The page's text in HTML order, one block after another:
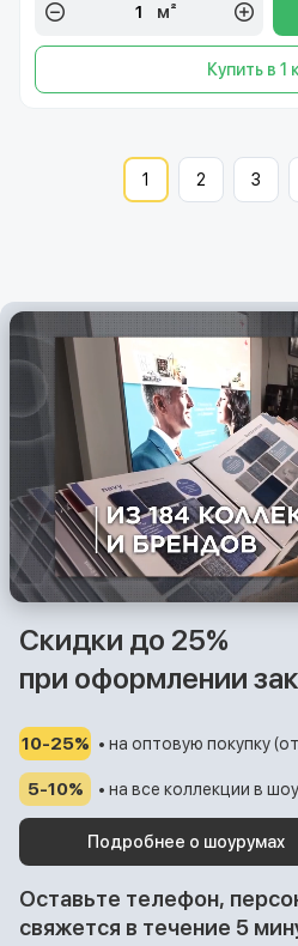
м²
Купить в 1
1 2 3
Скидки до 25%
при оформлении
10-25% • на оптовую покупку
5-10% • на все коллекции в
Подробнее о шоурумах
Оставьте телефон,
свяжется в течение 5